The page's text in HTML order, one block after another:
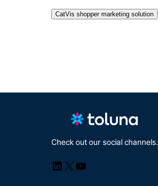
CatVis shopper marketing solution
Check out our social channels.
LinkedIn
X YouTube